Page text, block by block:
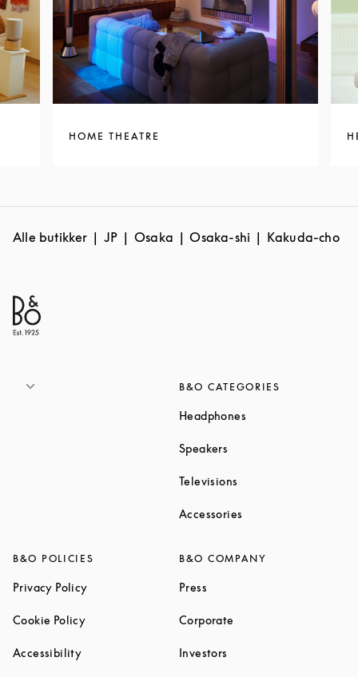
HOME THEATRE
Alle butikker JP Osaka Osaka-shi Kakuda-cho
B&O CATEGORIES
Headphones
Speakers
Televisions
Accessories
B&O POLICIES
Privacy PolicyLink Opens in New Tab
Cookie PolicyLink Opens in New Tab
AccessibilityLink Opens in New Tab
B&O COMPANY
Press
Corporate
Investors